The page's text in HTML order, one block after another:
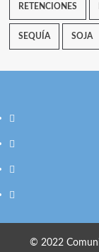
RETENCIONES
SEQUÍA SOJA